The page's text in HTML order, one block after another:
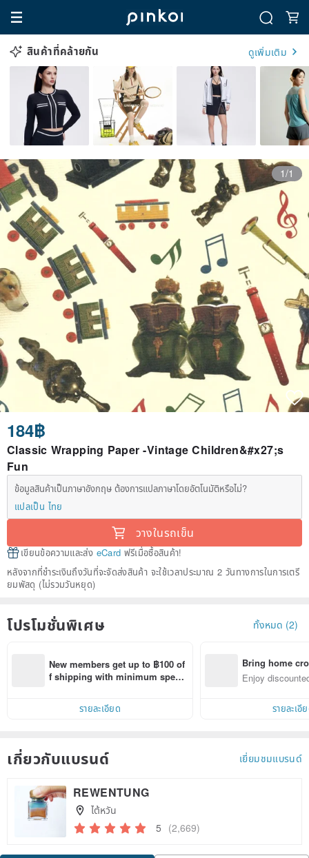
สินค้าที่คล้ายกัน ดูเพิ่มเติม
1/1
184฿
Classic Wrapping Paper -Vintage Children&#x27;s
Fun
ข้อมูลสินค้าเป็นภาษาอังกฤษ ต้องการแปลภาษาโดยอัตโนมัติหรือไม่?
แปลเป็น ไทย
วางในรถเข็น
เขียนข้อความและส่ง eCard ฟรีเมื่อซื้อสินค้า!
หลังจากที่ชำระเงินถึงวันที่จะจัดส่งสินค้า จะใช้เวลาประมาณ 2 วันทางการในการเตรี
ยมพัสดุ (ไม่รวมวันหยุด)
โปรโมชั่นพิเศษ ทั้งหมด (2)
New members get up to ฿100 of
f shipping with minimum spen
within 7 days!
รายละเอียด
Bring home
n with ease
Enjoy
รายละเอี
เกี่ยวกับแบรนด์ เยี่ยมชมแบรนด์
REWENTUNG
ไต้หวัน
5 (2,669)
Claim coupon